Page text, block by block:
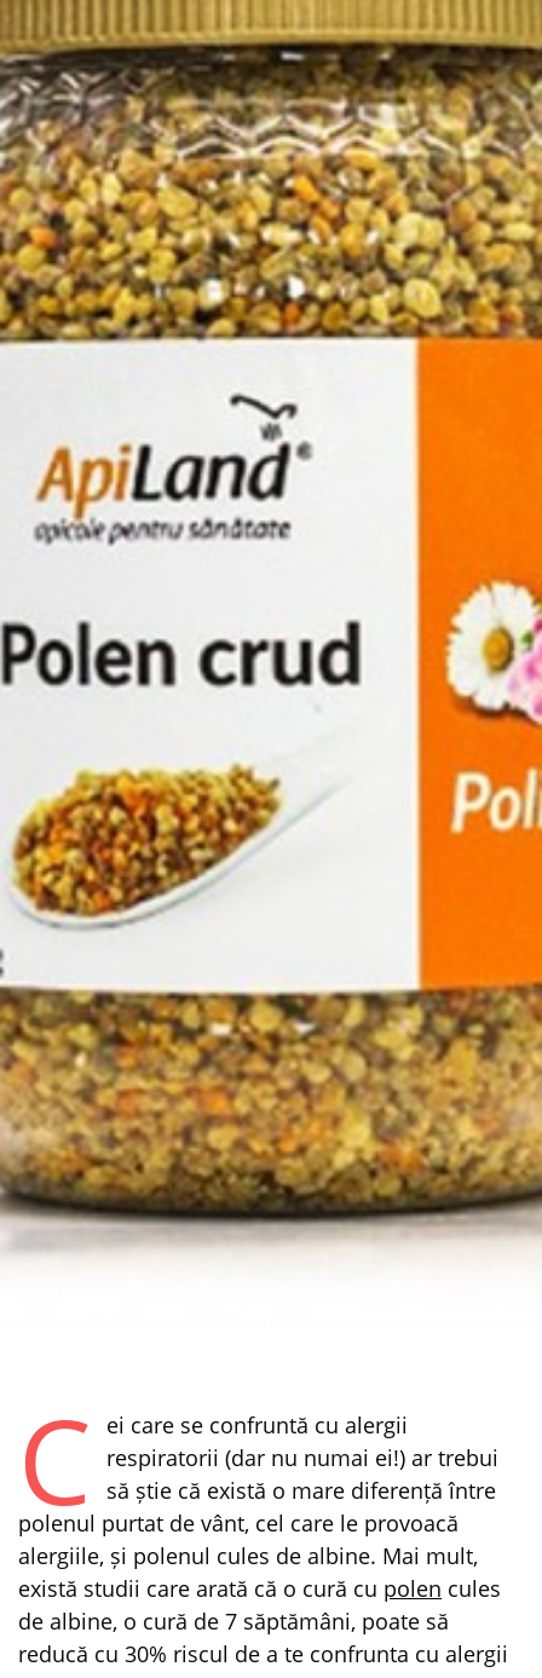
C
ei care se confruntă cu alergii
respiratorii (dar nu numai ei!) ar trebui
să știe că există o mare diferență între
polenul purtat de vânt, cel care le provoacă
alergiile, și polenul cules de albine. Mai mult,
există studii care arată că o cură cu polen cules
de albine, o cură de 7 săptămâni, poate să
reducă cu 30% riscul de a te confrunta cu alergii